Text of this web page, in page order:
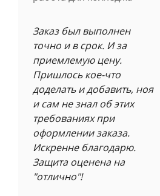
Заказ был выполнен
точно и в срок. И за
приемлемую цену.
Пришлось кое-что
доделать и добавить, ноя
и сам не знал об этих
требованиях при
оформлении заказа.
Искренне благодарю.
Защита оценена на
"отлично"!